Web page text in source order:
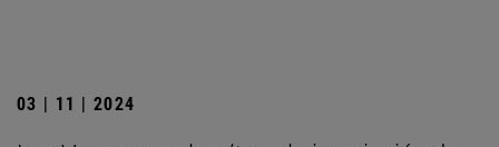
03 | 11 | 2024